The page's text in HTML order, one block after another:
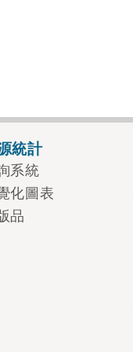
統計
系統
化圖表
品